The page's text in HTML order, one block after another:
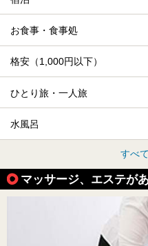
お食事・食事処
格安（1,000円以下）
ひとり旅・一人旅
水風呂
すべ
マッサージ、エステが